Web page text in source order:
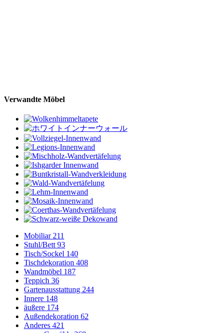
Verwandte Möbel
Mobiliar 211
Stuhl/Bett 93
Tisch/Sockel 140
Tischdekoration 408
Wandmöbel 187
Teppich 36
Gartenausstattung 244
Innere 148
äußere 174
Außendekoration 62
Anderes 421